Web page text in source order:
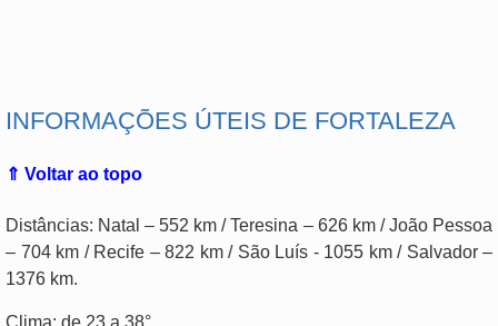
INFORMAÇÕES ÚTEIS DE FORTALEZA
⇑ Voltar ao topo
Distâncias: Natal – 552 km / Teresina – 626 km / João Pessoa
– 704 km / Recife – 822 km / São Luís - 1055 km / Salvador –
1376 km.
Clima: de 23 a 38°